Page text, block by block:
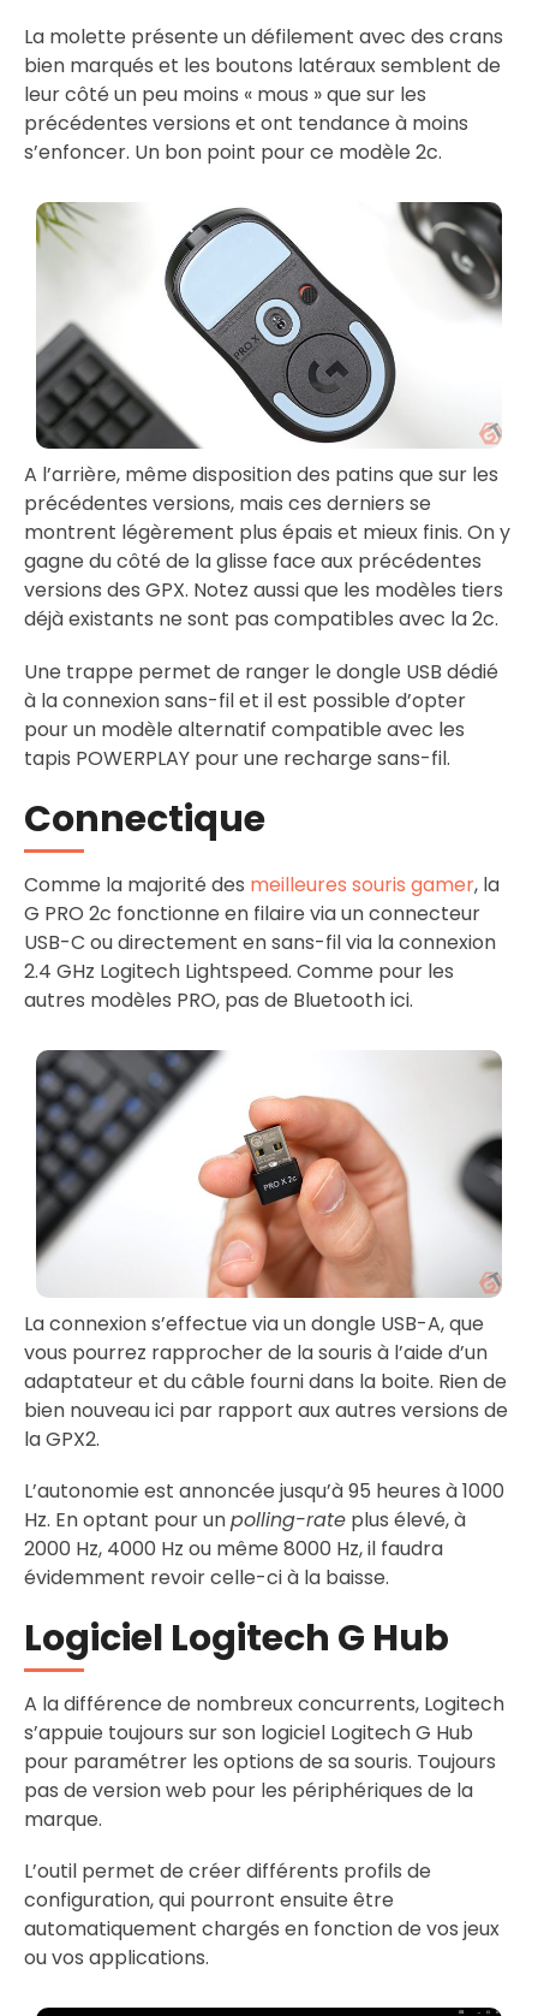
La molette présente un défilement avec des crans
bien marqués et les boutons latéraux semblent de
leur côté un peu moins « mous » que sur les
précédentes versions et ont tendance à moins
s’enfoncer. Un bon point pour ce modèle 2c.
A l’arrière, même disposition des patins que sur les
précédentes versions, mais ces derniers se
montrent légèrement plus épais et mieux finis. On y
gagne du côté de la glisse face aux précédentes
versions des GPX. Notez aussi que les modèles tiers
déjà existants ne sont pas compatibles avec la 2c.
Une trappe permet de ranger le dongle USB dédié
à la connexion sans-fil et il est possible d’opter
pour un modèle alternatif compatible avec les
tapis POWERPLAY pour une recharge sans-fil.
Connectique
Comme la majorité des meilleures souris gamer, la
G PRO 2c fonctionne en filaire via un connecteur
USB-C ou directement en sans-fil via la connexion
2.4 GHz Logitech Lightspeed. Comme pour les
autres modèles PRO, pas de Bluetooth ici.
La connexion s’effectue via un dongle USB-A, que
vous pourrez rapprocher de la souris à l’aide d’un
adaptateur et du câble fourni dans la boite. Rien de
bien nouveau ici par rapport aux autres versions de
la GPX2.
L’autonomie est annoncée jusqu’à 95 heures à 1000
Hz. En optant pour unpolling-rate plus élevé, à
2000 Hz, 4000 Hz ou même 8000 Hz, il faudra
évidemment revoir celle-ci à la baisse.
Logiciel Logitech G Hub
A la différence de nombreux concurrents, Logitech
s’appuie toujours sur son logiciel Logitech G Hub
pour paramétrer les options de sa souris. Toujours
pas de version web pour les périphériques de la
marque.
L’outil permet de créer différents profils de
configuration, qui pourront ensuite être
automatiquement chargés en fonction de vos jeux
ou vos applications.